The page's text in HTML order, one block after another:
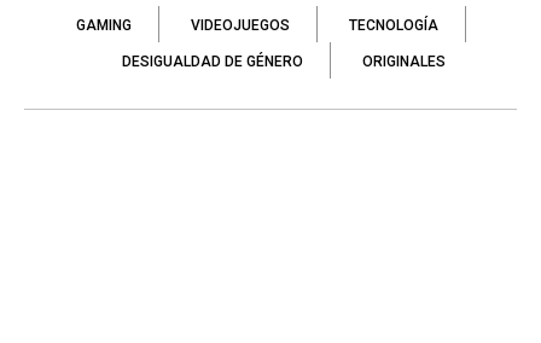
GAMING VIDEOJUEGOS TECNOLOGÍA
DESIGUALDAD DE GÉNERO ORIGINALES